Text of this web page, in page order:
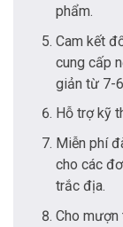
phẩm.
Cam kết
cung cấp
giản từ 7-
Hỗ trợ kỹ
Miễn phí
cho các
trắc địa.
Cho